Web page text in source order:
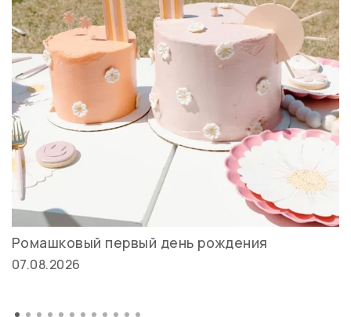
Ромашковый первый день рождения
07.08.2026